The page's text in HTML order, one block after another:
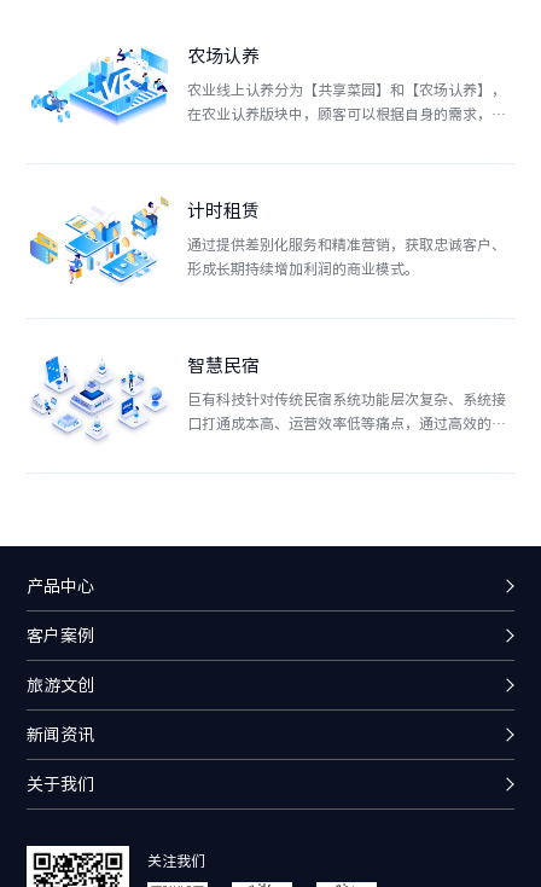
农场认养
农业线上认养分为【共享菜园】和【农场认养】，
在农业认养版块中，顾客可以根据自身的需求，进
属于自己的农场或家禽，在平台上通过直播随时监
确保认养者可以得到
计时租赁
通过提供差别化服务和精准营销，获取忠诚客户、
形成长期持续增加利润的商业模式。
智慧民宿
巨有科技针对传统民宿系统功能层次复杂、系统接
口打通成本高、运营效率低等痛点，通过高效的部
民宿业主提供产品发布、渠道分销、线上订房、自
产品中心
客户案例
旅游文创
新闻资讯
关于我们
关注我们